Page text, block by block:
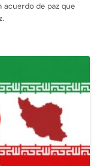
acuerdo de paz que